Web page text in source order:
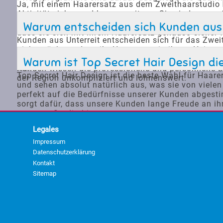
Ja, mit einem Haarersatz aus dem
Aktivität sicher und bequem sitzen. Sie sind
Haarersatz nicht verrutscht oder sich löst. So
dass sie sich mit ihrem Haarersatz genauso
Warum entscheiden sich Kunden
Kunden aus Unterreit entscheiden sich für das
nicht möchten, dass ihr Haarersatz in ihrem
hin zu speziellen Pflegeprogrammen reicht. Die
Kunden wissen die professionelle und persönliche
der Region unkompliziert und lohnenswert.
Warum ist Top Secret Hair Design
Top Secret Hair Design ist die beste Wahl für
und sehen absolut natürlich aus, was sie von
perfekt auf die Bedürfnisse unserer Kunden
sorgt dafür, dass unsere Kunden lange Freude an
unserem Studio bieten.
Legales
Impressum
Datenschutzerklärung
Kontakt
Sitemap